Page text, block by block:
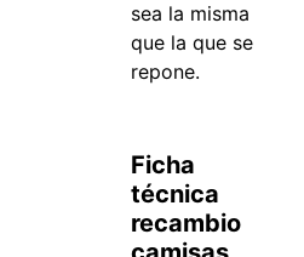
sea la misma
que la que se
repone.
Ficha
técnica
recambio